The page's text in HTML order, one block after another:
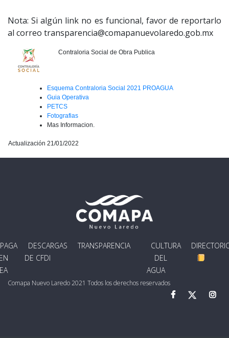
Nota: Si algún link no es funcional, favor de reportarlo
al correo transparencia@comapanuevolaredo.gob.mx
Contraloria Social de Obra Publica
Esquema Contraloria Social 2021 PROAGUA
Guia Operativa
PETCS
Fotografias
Mas Informacion.
Actualización 21/01/2022
PAGA
DESCARGAS
DE CFDI
TRANSPARENCIA
CULTURA
DEL
AGUA
Comapa Nuevo Laredo 2021 Todos los derechos reservados